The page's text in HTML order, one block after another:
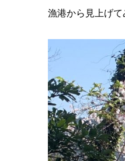
漁港から見上げて